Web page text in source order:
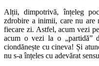
Alții, dimpotrivă, înțeleg
zdrobire a inimii, care nu are
fiecare zi. Astfel, acum vezi
acum o vezi la o „partidă”
ciondănește cu cineva! Și
nu s-a înțeles cu adevărat